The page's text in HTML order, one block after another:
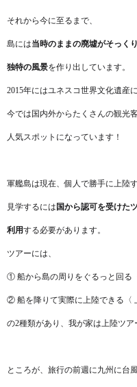
それから今に至るまで、
島には当時のままの廃墟がそっく
独特の風景を作り出しています。
2015年にはユネスコ世界文化遺産
今では国内外からたくさんの観光
人気スポットになっています！
軍艦島は現在、個人で勝手に上陸
見学するには 国から認可を受けた
利用する必要があります。
ツアーには、
① 船から島の周りをぐるっと回る
② 船を降りて実際に上陸できる〈
の2種類があり、我が家は上陸ツア
ところが、旅行の前週に九州に台